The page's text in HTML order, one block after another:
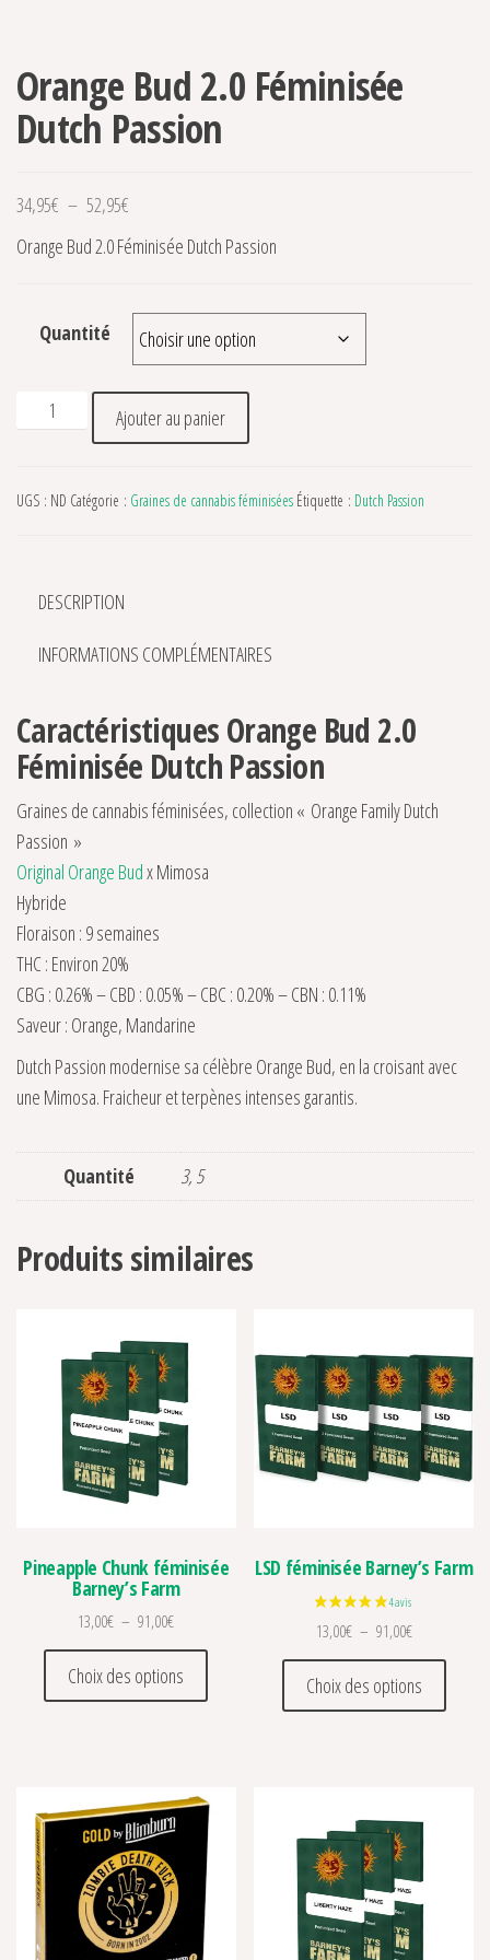
Orange Bud 2.0 Féminisée
Dutch Passion
34,95€ – 52,95€
Orange Bud 2.0 Féminisée Dutch Passion
Quantité
quantité de Orange Bud 2.0 Féminisée Dutch Passion
Ajouter au panier
UGS : ND Catégorie : Graines de cannabis féminisées Étiquette : Dutch Passion
DESCRIPTION
INFORMATIONS COMPLÉMENTAIRES
Caractéristiques Orange Bud 2.0
Féminisée Dutch Passion
Graines de cannabis féminisées, collection « Orange Family Dutch
Passion »
Original Orange Budx Mimosa
Hybride
Floraison : 9 semaines
THC : Environ 20%
CBG : 0.26% – CBD : 0.05% – CBC : 0.20% – CBN : 0.11%
Saveur : Orange, Mandarine
Dutch Passion modernise sa célèbre Orange Bud, en la croisant avec
une Mimosa. Fraicheur et terpènes intenses garantis.
Quantité 3, 5
Produits similaires
Pineapple Chunk féminisée
Barney’s Farm
13,00€ – 91,00€Plage de prix : 13,00€ à 91,00€
Choix des options
Ce produit a plusieurs variations. Les
LSD féminisée Barney’s Farm
13,00€ – 91,00€Plage de prix
Choix des options
Ce